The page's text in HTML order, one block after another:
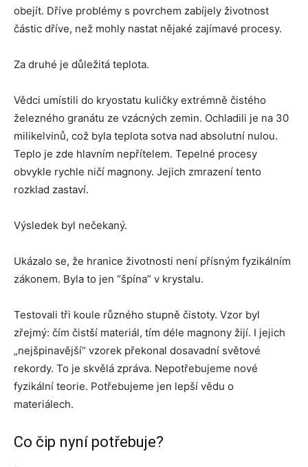
obejít. Dříve problémy s povrchem zabíjely životnost
částic dříve, než mohly nastat nějaké zajímavé procesy.
Za druhé je důležitá teplota.
Vědci umístili do kryostatu kuličky extrémně čistého
železného granátu ze vzácných zemin. Ochladili je na 30
milikelvinů, což byla teplota sotva nad absolutní nulou.
Teplo je zde hlavním nepřítelem. Tepelné procesy
obvykle rychle ničí magnony. Jejich zmrazení tento
rozklad zastaví.
Výsledek byl nečekaný.
Ukázalo se, že hranice životnosti není přísným fyzikálním
zákonem. Byla to jen “špína” v krystalu.
Testovali tři koule různého stupně čistoty. Vzor byl
zřejmý: čím čistší materiál, tím déle magnony žijí. I jejich
„nejšpinavější“ vzorek překonal dosavadní světové
rekordy. To je skvělá zpráva. Nepotřebujeme nové
fyzikální teorie. Potřebujeme jen lepší vědu o
materiálech.
Co čip nyní potřebuje?